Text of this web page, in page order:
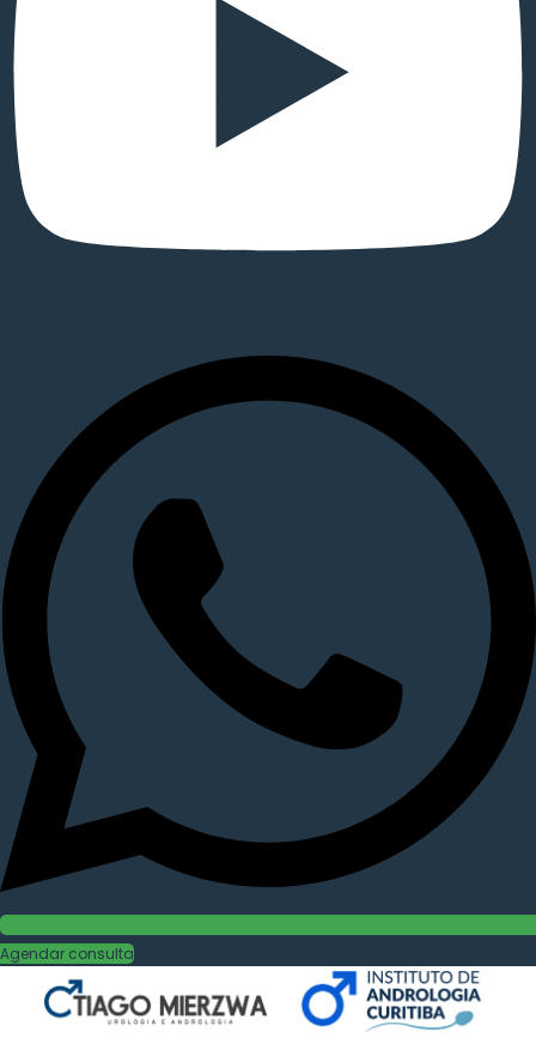
Agendar consulta